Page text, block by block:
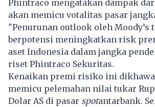
Phintraco mengatakan dampak
akan memicu votalitas pasar
"Penurunan outlook oleh Moody’s
berpotensi meningkatkan risk
aset Indonesia dalam jangka
riset Phintraco Sekuritas.
Kenaikan premi risiko ini
memicu pelemahan nilai tukar
Dolar AS di pasar spotantarbank.